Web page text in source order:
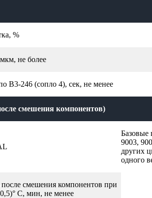
%
не более
В3-246 (сопло 4), сек, не менее
смешения компонентов)
Базовые
9003,
других
одного
смешения компонентов при
С, мин, не менее